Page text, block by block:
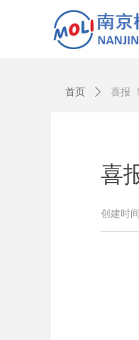
喜
创建时间
首页 ꄲ 喜报